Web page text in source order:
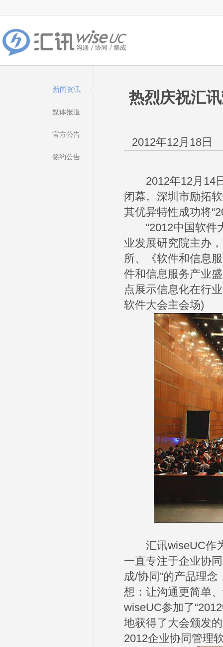
新闻资讯
媒体报道
官方公告
签约公告
热烈庆祝汇
2012年12月18日
2012年12月14日
闭幕。深圳市励拓
其优异特性成功将
“2012中国软件大
业发展研究院主办
所、《软件和信息
件和信息服务产业
点展示信息化在行
软件大会主会场)
汇讯wiseUC作为
一直专注于企业协
成/协同”的产品理
想：让沟通更简单
wiseUC参加了
地获得了大会颁发
2012企业协同管理